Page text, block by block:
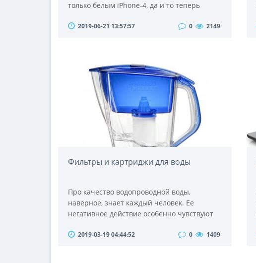
только белым iPhone-4, да и то теперь
нибудь необычный, прикольный и
проще, чем самый простой мобильный
телефон, оно гораздо дешевле, чем
множество аксессуаров для iPhone, одна..
2019-06-21 13:57:57 0 2149
Фильтры и картриджи для воды
Про качество водопроводной воды,
наверное, знает каждый человек. Ее
негативное действие особенно чувствуют
употребляют в свой рацион – жители
2019-03-19 04:44:52 0 1409